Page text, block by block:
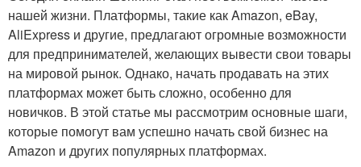
нашей жизни. Платформы, такие как Amazon, eBay,
AliExpress и другие, предлагают огромные возможности
для предпринимателей, желающих вывести свои товары
на мировой рынок. Однако, начать продавать на этих
платформах может быть сложно, особенно для
новичков. В этой статье мы рассмотрим основные шаги,
которые помогут вам успешно начать свой бизнес на
Amazon и других популярных платформах.